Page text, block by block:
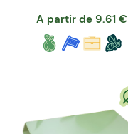
A partir de 9.61 €